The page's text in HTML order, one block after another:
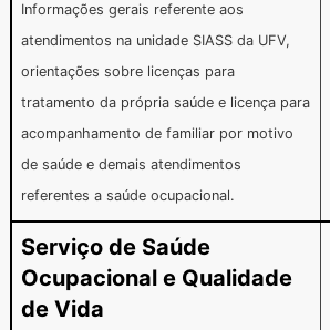
Informações gerais referente aos
atendimentos na unidade SIASS da UFV,
orientações sobre licenças para
tratamento da própria saúde e licença para
acompanhamento de familiar por motivo
de saúde e demais atendimentos
referentes a saúde ocupacional.
Serviço de Saúde
Ocupacional e Qualidade
de Vida